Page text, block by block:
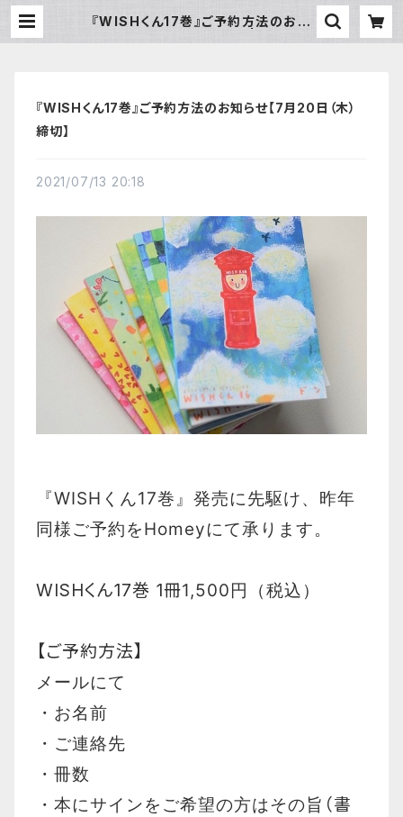
『WISHくん17巻』ご予約方法のお知
『WISHくん17巻』ご予約方法のお知らせ【7月20日（木）
締切】
2021/07/13 20:18
『WISHくん17巻』 発売に先駆け、昨年
同様ご予約をHomeyにて承ります。
WISHくん17巻 1冊1,500円（税込）
【ご予約方法】
メールにて
・お名前
・ご連絡先
・冊数
・本にサインをご希望の方はその旨 （書